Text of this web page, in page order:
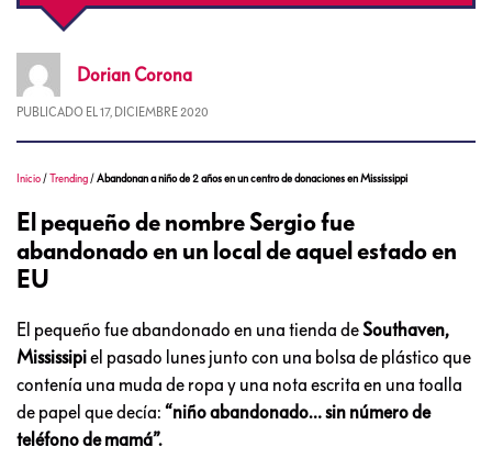
Dorian Corona
PUBLICADO EL 17, DICIEMBRE 2020
Inicio /Trending /Abandonan a niño de 2 años en un centro de donaciones en Mississippi
El pequeño de nombre Sergio fue
abandonado en un local de aquel estado en
EU
El pequeño fue abandonado en una tienda deSouthaven,
Mississipiel pasado lunes junto con una bolsa de plástico que
contenía una muda de ropa y una nota escrita en una toalla
de papel que decía: “niño abandonado… sin número de
teléfono de mamá”.